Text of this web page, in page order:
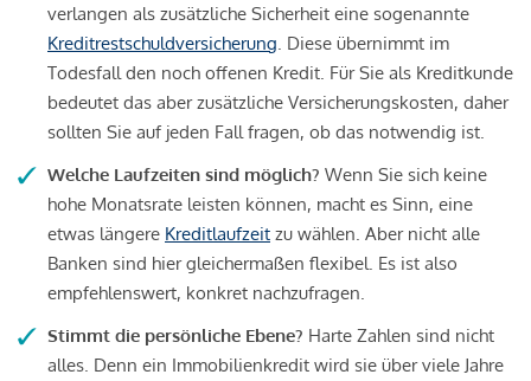
verlangen als zusätzliche Sicherheit eine sogenannte
Kreditrestschuldversicherung. Diese übernimmt im
Todesfall den noch offenen Kredit. Für Sie als Kreditkunde
bedeutet das aber zusätzliche Versicherungskosten, daher
sollten Sie auf jeden Fall fragen, ob das notwendig ist.
Welche Laufzeiten sind möglich? Wenn Sie sich keine
hohe Monatsrate leisten können, macht es Sinn, eine
etwas längere Kreditlaufzeit zu wählen. Aber nicht alle
Banken sind hier gleichermaßen flexibel. Es ist also
empfehlenswert, konkret nachzufragen.
Stimmt die persönliche Ebene? Harte Zahlen sind nicht
alles. Denn ein Immobilienkredit wird sie über viele Jahre